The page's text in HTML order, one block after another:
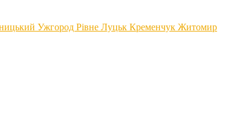
Ужгород Рівне Луцьк Кременчук Житомир